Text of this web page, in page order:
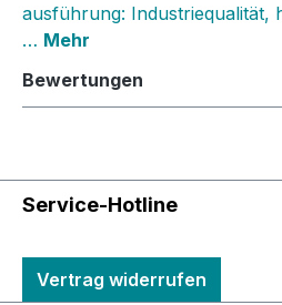
ausführung: Industriequalität,
… Mehr
Bewertungen
Service-Hotline
Vertrag widerrufen